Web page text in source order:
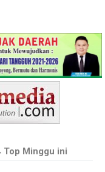
Top Minggu ini